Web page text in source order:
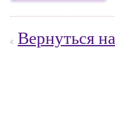
Вернуться